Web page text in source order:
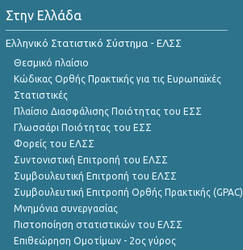
Στην Ελλάδα
Ελληνικό Στατιστικό Σύστημα - ΕΛΣΣ
Θεσμικό πλαίσιο
Κώδικας Ορθής Πρακτικής για τις Ευρωπαϊκές
Στατιστικές
Πλαίσιο Διασφάλισης Ποιότητας του ΕΣΣ
Γλωσσάρι Ποιότητας του ΕΣΣ
Φορείς του ΕΛΣΣ
Συντονιστική Επιτροπή του ΕΛΣΣ
Συμβουλευτική Επιτροπή του ΕΛΣΣ
Συμβουλευτική Επιτροπή Ορθής Πρακτικής (GPAC)
Μνημόνια συνεργασίας
Πιστοποίηση στατιστικών του ΕΛΣΣ
Επιθεώρηση Ομοτίμων - 2ος γύρος